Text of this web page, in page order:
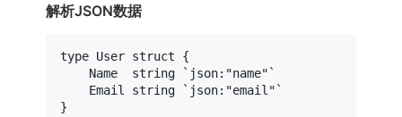
解析JSON数据
type User struct {
	Name
string
`json:"name"`
	Email
string
`json:"email"`
}